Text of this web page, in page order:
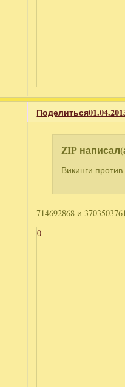
Поделиться
ZIP
Викинги
714692868 и 3703503761
0